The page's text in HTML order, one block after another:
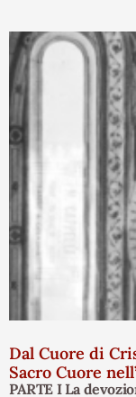
Dal Cuore di
Sacro Cuore
PARTE I La